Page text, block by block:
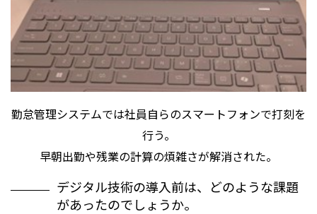
勤怠管理システムでは社員自らのスマートフォンで打刻を
行う。
早朝出勤や残業の計算の煩雑さが解消された。
デジタル技術の導入前は、どのような課題
があったのでしょうか。